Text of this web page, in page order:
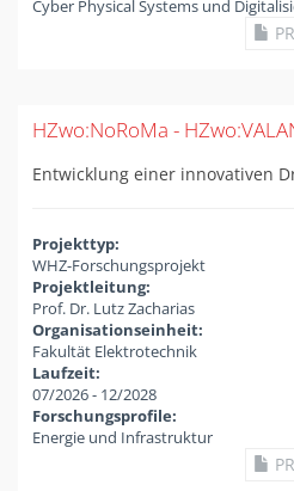
Cyber Physical Systems und
HZwo:NoRoMa -
Entwicklung einer innovativen
Projekttyp:
WHZ-Forschungsprojekt
Projektleitung:
Prof. Dr. Lutz Zacharias
Organisationseinheit:
Fakultät Elektrotechnik
Laufzeit:
07/2026- 12/2028
Forschungsprofile:
Energie und Infrastruktur